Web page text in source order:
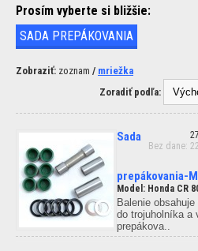
Prosím vyberte si bližšie:
SADA PREPÁKOVANIA
Zobraziť: zoznam / mriežka
Zoradiť podľa:
Bez dane:
Sada
prepákovania-
Model: Honda CR
Balenie
do trojuholníka a
prepákova..